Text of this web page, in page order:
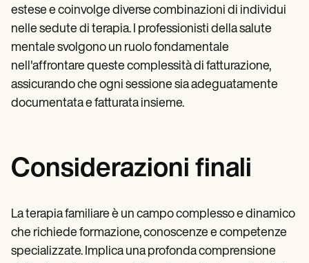
estese e coinvolge diverse combinazioni di individui
nelle sedute di terapia. I professionisti della salute
mentale svolgono un ruolo fondamentale
nell'affrontare queste complessità di fatturazione,
assicurando che ogni sessione sia adeguatamente
documentata e fatturata insieme.
Considerazioni finali
La terapia familiare è un campo complesso e dinamico
che richiede formazione, conoscenze e competenze
specializzate. Implica una profonda comprensione